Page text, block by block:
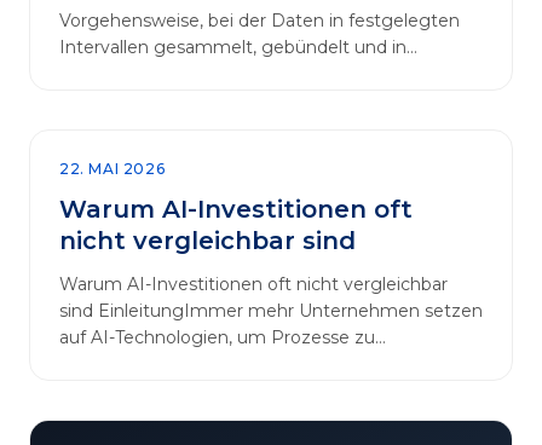
Vorgehensweise, bei der Daten in festgelegten
Intervallen gesammelt, gebündelt und in
22. MAI 2026
Warum AI-Investitionen oft
nicht vergleichbar sind
Warum AI-Investitionen oft nicht vergleichbar
sind EinleitungImmer mehr Unternehmen setzen
auf AI-Technologien, um Prozesse zu
verschaffen. In diesem Artikel betrachten wir die